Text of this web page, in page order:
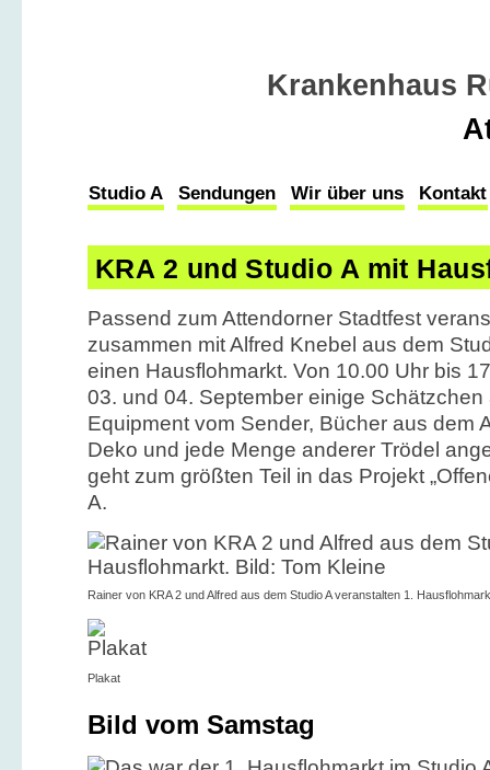
Krankenhaus
Studio A Sendungen Wir über uns Kontakt
KRA 2 und Studio A mit
Passend zum Attendorner Stadtfest
zusammen mit Alfred Knebel aus dem
einen Hausflohmarkt. Von 10.00 Uhr bis
03. und 04. September einige
Equipment vom Sender, Bücher aus dem
Deko und jede Menge anderer Trödel
geht zum größten Teil in das Projekt
A.
Rainer von KRA 2 und Alfred aus dem Studio A veranstalten 1.
Plakat
Bild vom Samstag